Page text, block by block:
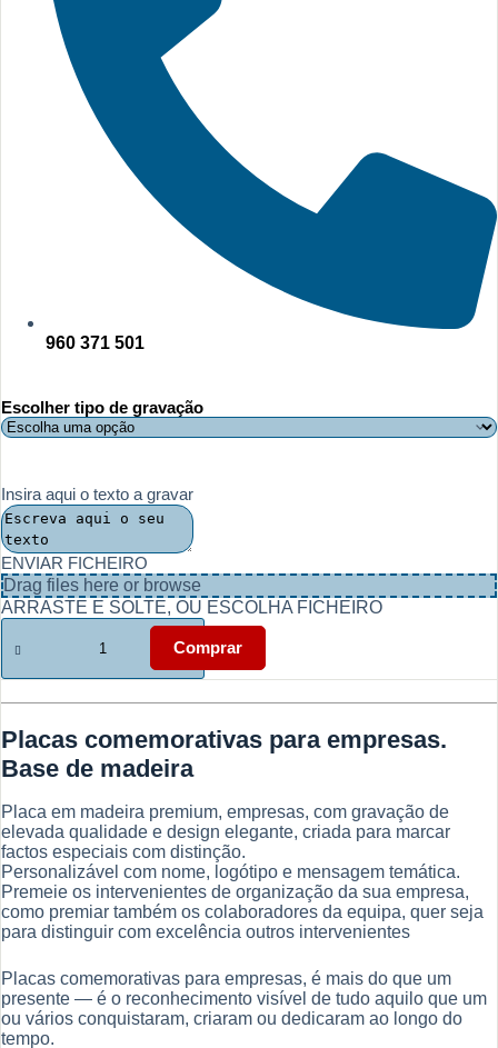
960 371 501
Escolher tipo de gravação
Insira aqui o texto a gravar
ENVIAR FICHEIRO
Drag files here or browse
ARRASTE E SOLTE, OU ESCOLHA FICHEIRO
Quantidade
de
-
Placas
Em
madeira
Comprar
Placas comemorativas para empresas.
Base de madeira
Placa em madeira premium, empresas, com gravação de
elevada qualidade e design elegante, criada para marcar
factos especiais com distinção.
Personalizável com nome, logótipo e mensagem temática.
Premeie os intervenientes de organização da sua empresa,
como premiar também os colaboradores da equipa, quer seja
para distinguir com excelência outros intervenientes
Placas comemorativas para empresas, é mais do que um
presente — é o reconhecimento visível de tudo aquilo que um
ou vários conquistaram, criaram ou dedicaram ao longo do
tempo.